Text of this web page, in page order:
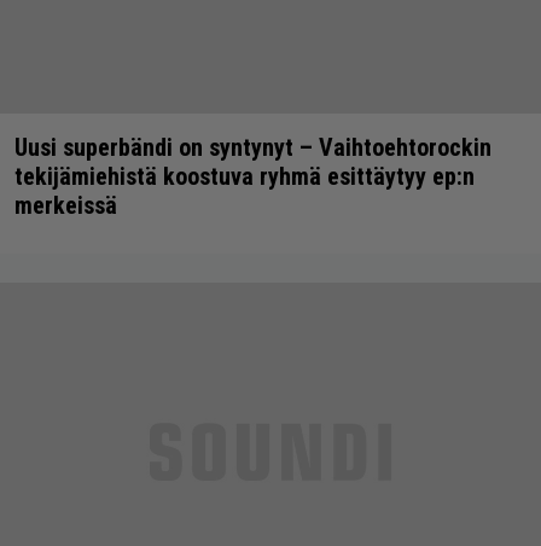
Uusi superbändi on syntynyt – Vaihtoehtorockin
tekijämiehistä koostuva ryhmä esittäytyy ep:n
merkeissä